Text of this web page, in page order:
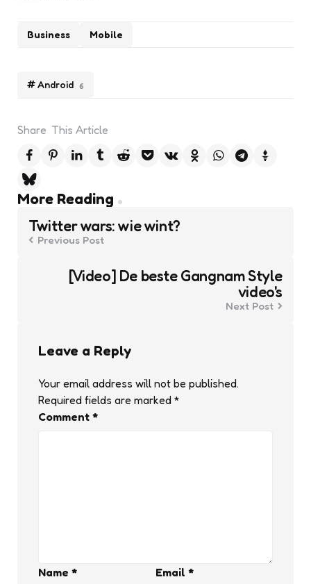
Android 6
Business Mobile
Share This Article
More Reading
Post
navigation
Twitter wars: wie wint?
Previous Post
[Video] De beste Gangnam Style
video's
Next Post
Leave a Reply
Your email address will not be published.
Required fields are marked *
Comment *
Name * Email *